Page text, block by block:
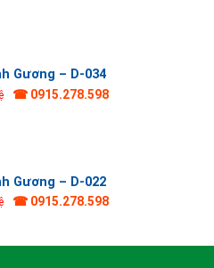
Gương – D-034
☎ 0915.278.598
Gương – D-022
☎ 0915.278.598